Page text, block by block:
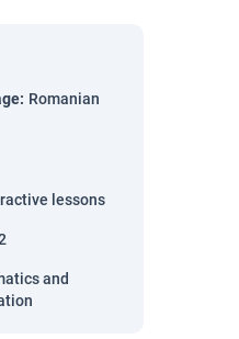
: Romanian
lessons
and